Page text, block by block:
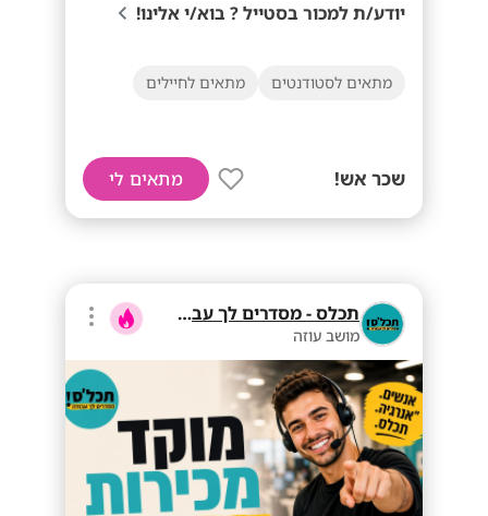
יודע/ת למכור בסטייל ? בוא/י אלינו!
מתאים לסטודנטים מתאים לחיילים
שכר אש! מתאים לי
תכלס - מסדרים לך עבודה
מושב עוזה